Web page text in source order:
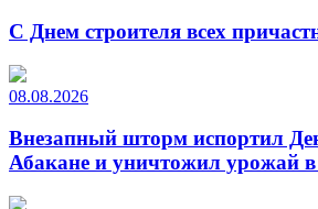
С Днем строителя всех
08.08.2026
Внезапный шторм испортил
Абакане и уничтожил урожай в